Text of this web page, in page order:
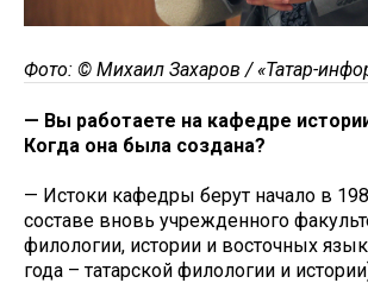
Фото: © Михаил Захаров / «Татар-
— Вы работаете на кафедре
Когда она была создана?
— Истоки кафедры берут начало в
составе вновь учрежденного
филологии, истории и восточных
года – татарской филологии и